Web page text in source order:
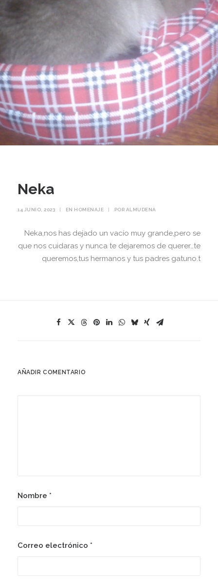
Neka
14 JUNIO, 2023 | EN HOMENAJE | POR ALMUDENA
Neka,nos has dejado un vacío muy grande,pero se
que nos cuidaras y nunca te dejaremos de querer…te
queremos,tus hermanos y tus padres gatuno.t
AÑADIR COMENTARIO
Nombre *
Correo electrónico *